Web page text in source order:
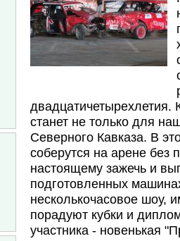
двадцатичетырехлетия.
станет не только для
Северного Кавказа. В
соберутся на арене без
настоящему зажечь и
подготовленных
несколькочасовое шоу,
порадуют кубки и
участника - новенькая